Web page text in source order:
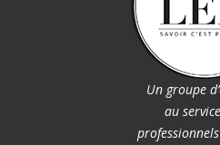
Un groupe
au